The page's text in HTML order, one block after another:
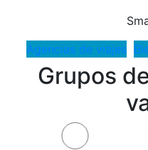
Grupos
Agencias de viajes